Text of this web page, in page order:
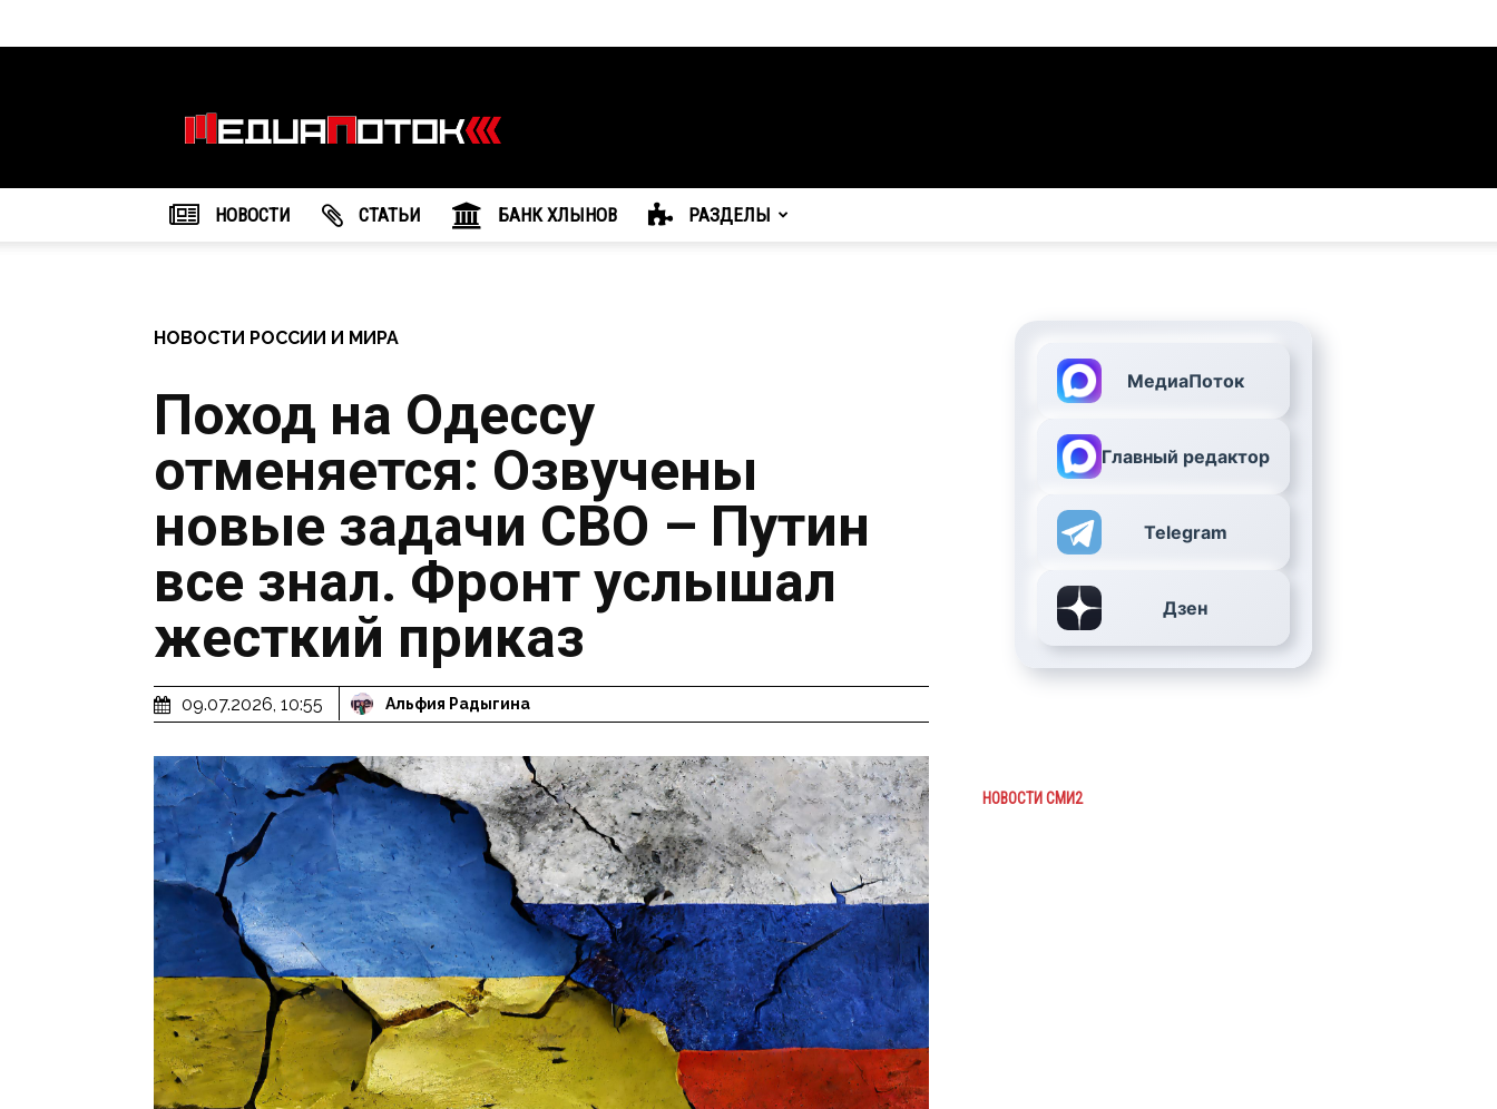
агентство
"МедиаПоток"
НОВОСТИ CТАТЬИ БАНК ХЛЫНОВ РАЗДЕЛЫ
НОВОСТИ РОССИИ И МИРА
Поход на Одессу
отменяется: Озвучены
новые задачи СВО – Путин
все знал. Фронт услышал
жесткий приказ
09.07.2026, 10:55 Альфия Радыгина
МедиаПоток
Главный редактор
Telegram
Дзен
НОВОСТИ СМИ2